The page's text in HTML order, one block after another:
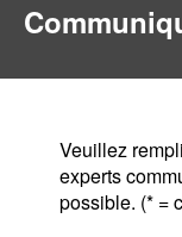
Veuillez
experts
possible. (* =